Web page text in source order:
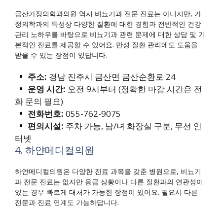
금산가정의학과의원 역시 비뇨기과 전문 진료는 아니지만, 가
정의학과의 특성상 다양한 질환에 대한 경험과 전반적인 건강
관리 노하우를 바탕으로 비뇨기과 관련 문제에 대한 상담 및 기
본적인 진료를 제공할 수 있어요. 만성 질환 관리에도 도움을
받을 수 있는 장점이 있답니다.
주소: 경남 진주시 금산면 금산순환로 24
운영 시간: 오전 9시부터 (정확한 마감 시간은 전
화 문의 필요)
전화번호: 055-762-9075
편의시설: 주차 가능, 남/녀 화장실 구분, 무선 인
터넷
4. 하얀메디컬의원
하얀메디컬의원은 다양한 진료 과목을 갖춘 병원으로, 비뇨기
과 전문 진료는 없지만 응급 상황이나 다른 질환과의 연관성이
있는 경우 빠르게 대처가 가능한 장점이 있어요. 필요시 다른
전문과 진료 연계도 가능하답니다.